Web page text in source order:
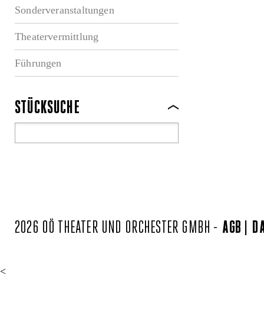
Sonderveranstaltungen
Theatervermittlung
Führungen
STÜCKSUCHE
2026 OÖ THEATER UND ORCHESTER GMBH - AGB
<